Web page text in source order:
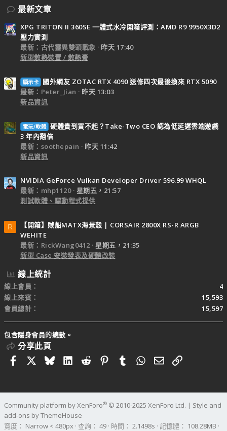
最新文章
XPG TRITON II 360SE 一體式水冷開箱評測：AMD R9 9950X3D2
壓力實測
最新：古代靈異雙頭戰象
昨天 17:40
新型散熱裝置 / 散熱膏
顯示卡
國外網友 ZOTAC RTX 4090 送修四次最後換來 RTX 5090
最新：Peter_Jian
昨天 13:03
新品資訊
電玩/軟體 硬體貴到買不起？Take-Two CEO 認為低延遲雲端遊戲
3 年內翻倍
最新：soothepain
昨天 11:42
新品資訊
NVIDIA GeForce Vulkan Developer Driver 596.99 WHQL
最新：mhp1120
星期五，21:57
測試軟體、驅動程式提供
R
【開箱】賊船MATX海景殼 | CORSAIR 2800X RS-R ARGB
WEHITE
最新：RickWang0412
星期五，21:35
新型 Case 安裝發表及硬體改裝
線上統計
線上會員
4
線上來賓
15,593
會員總計
15,597
包含隱身會員的總數。
分享此頁
FacebookBlueskyLinkedIn
RedditPinterestTumblrWhatsApp
電子郵件
連結
Community platform by XenForo® © 2010-2025 XenForo Ltd. | Style and
add-ons by ThemeHouse
寬度
查詢 49 時間 2.1498s 記憶體 108.28MB